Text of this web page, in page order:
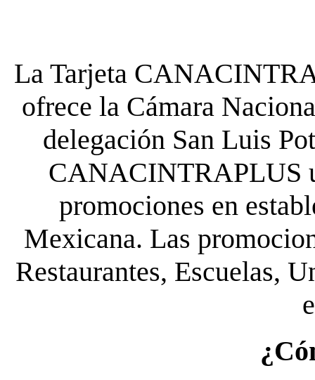
La Tarjeta
ofrece la Cámara
delegación San Luis
CANACINTRAPLUS
promociones en
Mexicana. Las
Restaurantes, Escuelas,